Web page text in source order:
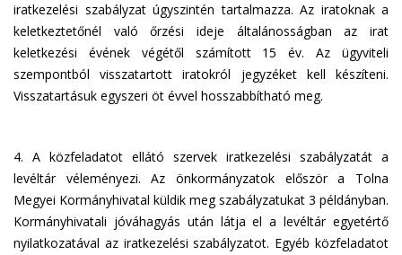
iratkezelési szabályzat úgyszintén tartalmazza. Az iratoknak a
keletkeztetőnél való őrzési ideje általánosságban az irat
keletkezési évének végétől számított 15 év. Az ügyviteli
szempontból visszatartott iratokról jegyzéket kell készíteni.
Visszatartásuk egyszeri öt évvel hosszabbítható meg.
4. A közfeladatot ellátó szervek iratkezelési szabályzatát a
levéltár véleményezi. Az önkormányzatok először a Tolna
Megyei Kormányhivatal küldik meg szabályzatukat 3 példányban.
Kormányhivatali jóváhagyás után látja el a levéltár egyetértő
nyilatkozatával az iratkezelési szabályzatot. Egyéb közfeladatot